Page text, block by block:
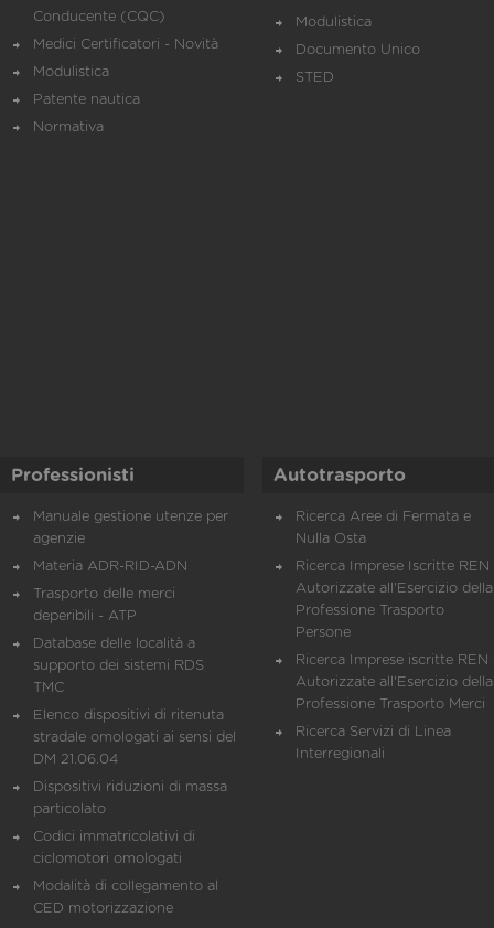
Conducente (CQC)
Medici Certificatori - Novità
Modulistica
Patente nautica
Normativa
Modulistica
Documento Unico
STED
Professionisti
Manuale gestione utenze per
agenzie
Materia ADR-RID-ADN
Trasporto delle merci
deperibili - ATP
Database delle località a
supporto dei sistemi RDS
TMC
Elenco dispositivi di ritenuta
stradale omologati ai sensi del
DM 21.06.04
Dispositivi riduzioni di massa
particolato
Codici immatricolativi di
ciclomotori omologati
Modalità di collegamento al
CED motorizzazione
Autotrasporto
Ricerca Aree di Fermata e
Nulla Osta
Ricerca Imprese Iscritte REN
Autorizzate all'Esercizio della
Professione Trasporto
Persone
Ricerca Imprese iscritte REN
Autorizzate all'Esercizio della
Professione Trasporto Merci
Ricerca Servizi di Linea
Interregionali